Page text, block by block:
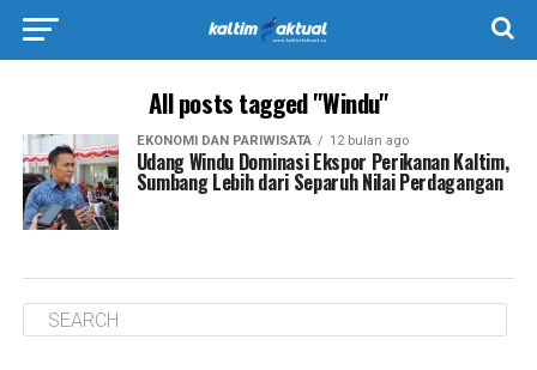
All posts tagged "Windu"
EKONOMI DAN PARIWISATA 12 bulan ago
Udang Windu Dominasi Ekspor Perikanan Kaltim,
Sumbang Lebih dari Separuh Nilai Perdagangan